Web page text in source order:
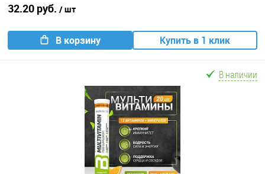
32.20 руб. / шт
В корзину Купить в 1 клик
В наличии